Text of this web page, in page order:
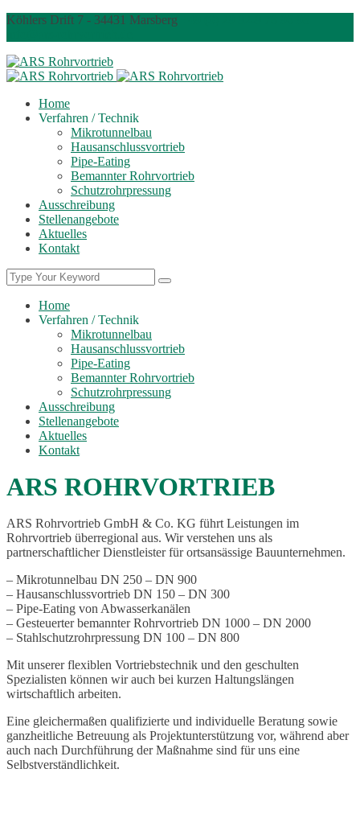
Köhlers Drift 7 - 34431 Marsberg
Home
Verfahren / Technik
Mikrotunnelbau
Hausanschlussvortrieb
Pipe-Eating
Bemannter Rohrvortrieb
Schutzrohrpressung
Ausschreibung
Stellenangebote
Aktuelles
Kontakt
Home
Verfahren / Technik
Mikrotunnelbau
Hausanschlussvortrieb
Pipe-Eating
Bemannter Rohrvortrieb
Schutzrohrpressung
Ausschreibung
Stellenangebote
Aktuelles
Kontakt
ARS ROHRVORTRIEB
ARS Rohrvortrieb GmbH & Co. KG führt Leistungen im
Rohrvortrieb überregional aus. Wir verstehen uns als
partnerschaftlicher Dienstleister für ortsansässige Bauunternehmen.
– Mikrotunnelbau DN 250 – DN 900
– Hausanschlussvortrieb DN 150 – DN 300
– Pipe-Eating von Abwasserkanälen
– Gesteuerter bemannter Rohrvortrieb DN 1000 – DN 2000
– Stahlschutzrohrpressung DN 100 – DN 800
Mit unserer flexiblen Vortriebstechnik und den geschulten
Spezialisten können wir auch bei kurzen Haltungslängen
wirtschaftlich arbeiten.
Eine gleichermaßen qualifizierte und individuelle Beratung sowie
ganzheitliche Betreuung als Projektunterstützung vor, während aber
auch nach Durchführung der Maßnahme sind für uns eine
Selbstverständlichkeit.